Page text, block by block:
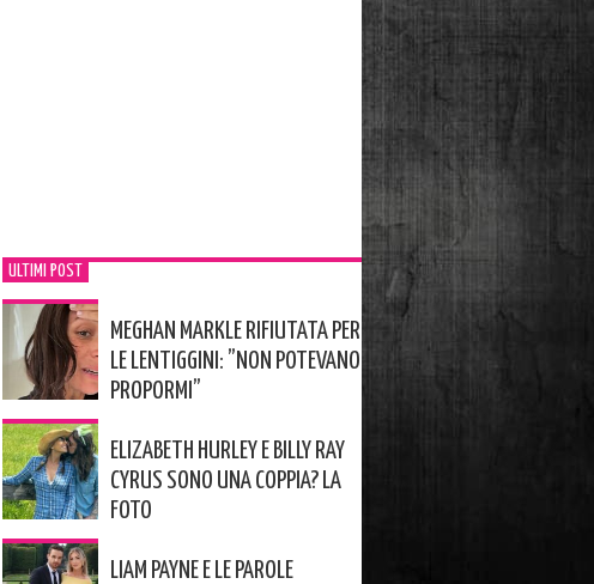
ULTIMI POST
MEGHAN MARKLE RIFIUTATA PER
LE LENTIGGINI: ”NON POTEVANO
PROPORMI”
ELIZABETH HURLEY E BILLY RAY
CYRUS SONO UNA COPPIA? LA
FOTO
LIAM PAYNE E LE PAROLE